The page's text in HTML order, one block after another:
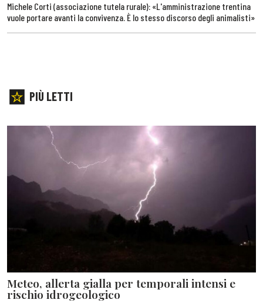
Michele Corti (associazione tutela rurale): «L'amministrazione trentina
vuole portare avanti la convivenza. È lo stesso discorso degli animalisti»
PIÙ LETTI
Meteo, allerta gialla per temporali intensi e
rischio idrogeologico